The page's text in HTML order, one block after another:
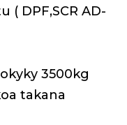
( DPF,SCR AD-
3500kg
takana